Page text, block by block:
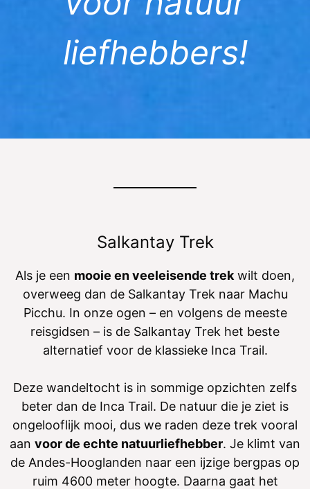
liefhebbers!
Salkantay Trek
Als je een mooie en veeleisende trek wilt doen,
overweeg dan de Salkantay Trek naar Machu
Picchu. In onze ogen – en volgens de meeste
reisgidsen – is de Salkantay Trek het beste
alternatief voor de klassieke Inca Trail.
Deze wandeltocht is in sommige opzichten zelfs
beter dan de Inca Trail. De natuur die je ziet is
ongelooflijk mooi, dus we raden deze trek vooral
aan voor de echte natuurliefhebber. Je klimt van
de Andes-Hooglanden naar een ijzige bergpas op
ruim 4600 meter hoogte. Daarna gaat het